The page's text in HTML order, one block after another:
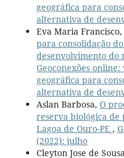
geográfica para
alternativa de
Eva Maria Francisco,
para consolidação
desenvolvimento do
Geoconexões
geográfica para
alternativa de
Aslan Barbosa, O
reserva biológica
Lagoa de Ouro-PE ,
(2022): julho
Cleyton Jose de